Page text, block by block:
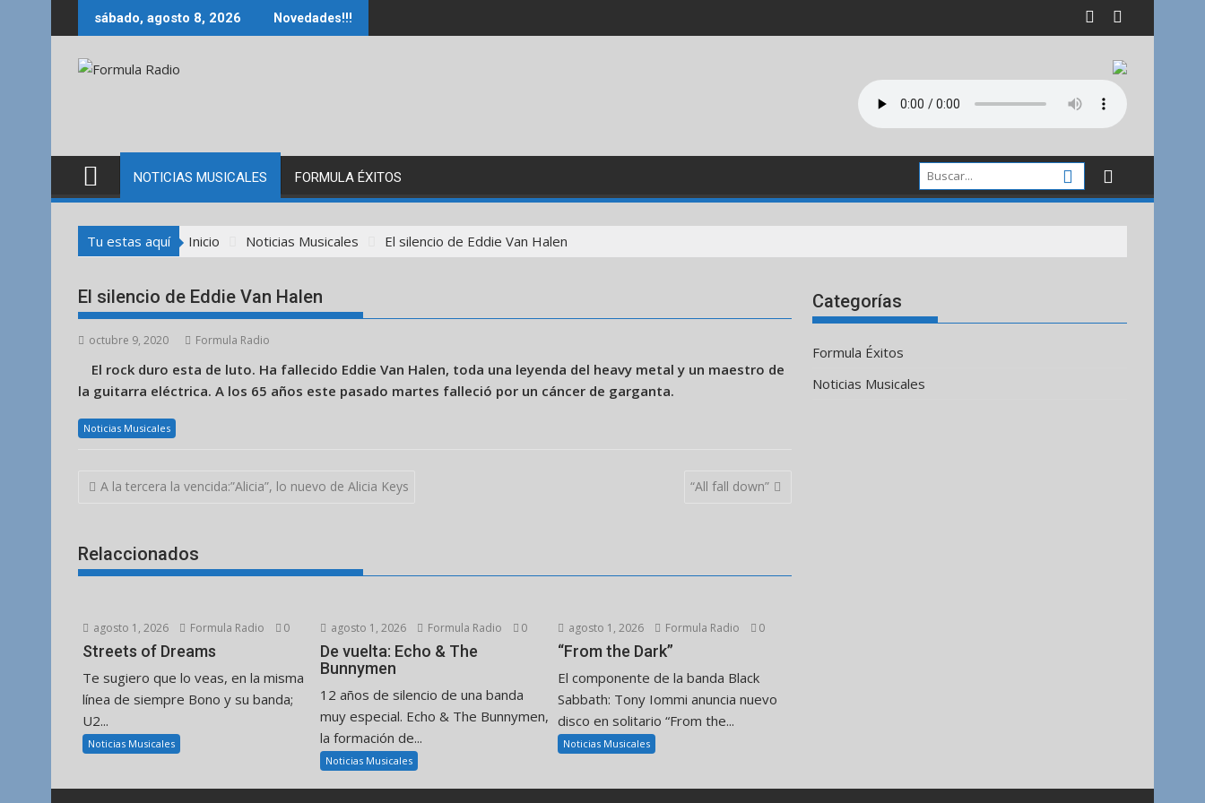
al
sábado, agosto 8, 2026 Novedades!!!
NOTICIAS MUSICALES FORMULA ÉXITOS
Tu estas aquí Inicio Noticias Musicales El silencio de Eddie Van Halen
El silencio de Eddie Van Halen
octubre 9, 2020 Formula Radio
El rock duro esta de luto. Ha fallecido Eddie Van Halen, toda una leyenda del heavy metal y un maestro de
la guitarra eléctrica. A los 65 años este pasado martes falleció por un cáncer de garganta.
Noticias Musicales
Navegación
A la tercera la vencida:”Alicia”, lo nuevo de Alicia Keys “All fall down”
Relaccionados
agosto 1, 2026 Formula Radio 0
Streets of Dreams
Te sugiero que lo veas, en la misma
línea de siempre Bono y su banda;
U2...
Noticias Musicales
agosto 1, 2026 Formula Radio 0
De vuelta: Echo & The
Bunnymen
12 años de silencio de una banda
muy especial. Echo & The Bunnymen,
la formación de...
Noticias Musicales
agosto 1, 2026 Formula Radio 0
“From the Dark”
El componente de la banda Black
Sabbath: Tony Iommi anuncia nuevo
disco en solitario “From the...
Noticias Musicales
Categorías
Formula Éxitos
Noticias Musicales